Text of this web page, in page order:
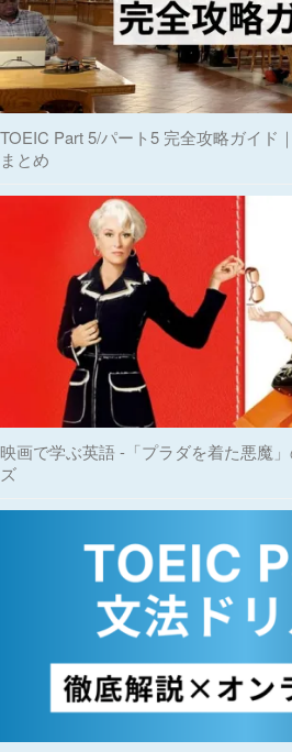
TOEIC Part 5/パート5 完全攻略ガイド
まとめ
映画で学ぶ英語 -「プラダを着た悪魔
ズ